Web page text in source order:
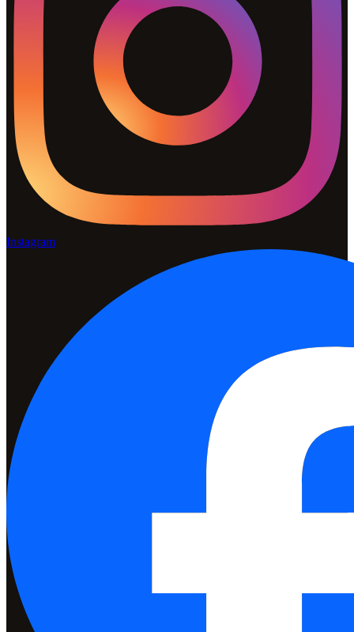
Instagram